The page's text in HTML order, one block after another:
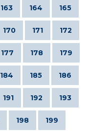
163 164 165
170 171 172
177 178 179
184 185 186
191 192 193
198 199